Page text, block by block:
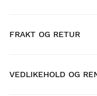
FRAKT OG RETUR
VEDLIKEHOLD OG